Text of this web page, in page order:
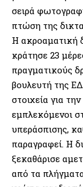
σειρά
πτώση της
Η ακροαματική
κράτησε 23
πραγματικούς
βουλευτή της
στοιχεία για
εμπλεκόμενοι
υπεράσπισης,
παραγραφεί. Η
ξεκαθάρισε
από τα